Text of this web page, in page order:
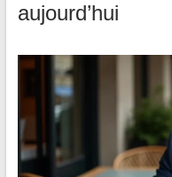
aujourd’hui